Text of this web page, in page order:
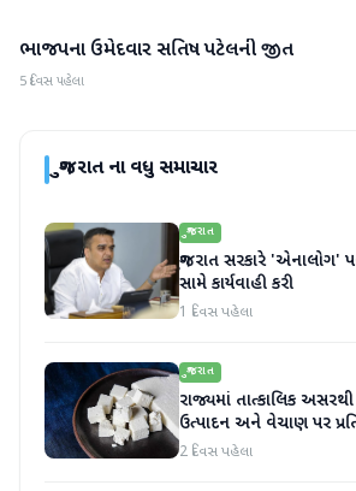
ગુજરાત
ભાજપના ઉમેદવાર સતિષ પટેલની જીત
5 દિવસ પહેલા
ગુજરાતના વધુ સમાચાર
ગુજરાત
ગુજરાત સરકારે 'એનાલોગ'
સામે કાર્યવાહી કરી
1 દિવસ પહેલા
ગુજરાત
રાજ્યમાં તાત્કાલિક
ઉત્પાદન અને વેચાણ પર
2 દિવસ પહેલા